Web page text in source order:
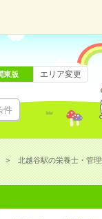
件
東版 エリア変更
北越谷駅の栄養士・管